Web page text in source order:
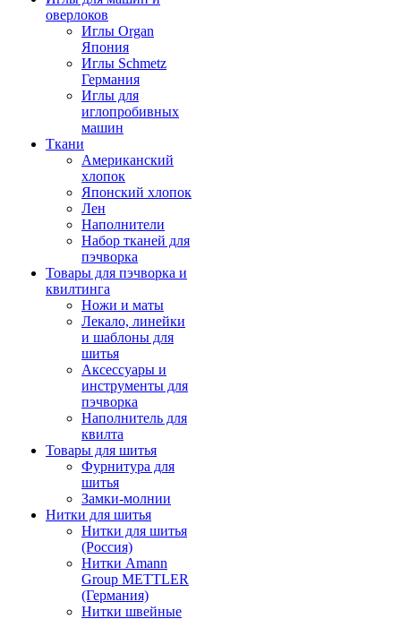
оверлоков
Иглы Organ
Япония
Иглы Schmetz
Германия
Иглы для
иглопробивных
машин
Ткани
Американский
хлопок
Японский хлопок
Лен
Наполнители
Набор тканей для
пэчворка
Товары для пэчворка и
квилтинга
Ножи и маты
Лекало, линейки
и шаблоны для
шитья
Аксессуары и
инструменты для
пэчворка
Наполнитель для
квилта
Товары для шитья
Фурнитура для
шитья
Замки-молнии
Нитки для шитья
Нитки для шитья
(Россия)
Нитки Amann
Group METTLER
(Германия)
Нитки швейные